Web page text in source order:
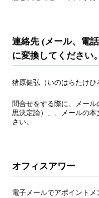
連絡先 (メール、電
に変換してください。
猪原健弘（いのはらたけひ
問合せをする際に、メー
思決定論）」、メールの
さい。
オフィスアワー
電子メールでアポイントメ